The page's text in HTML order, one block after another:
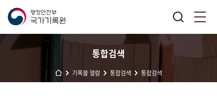
통합검색
기록물 열람 통합검색 통합검색